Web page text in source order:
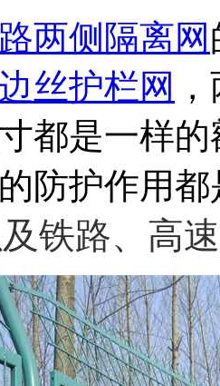
两侧隔离网
丝护栏网
都是一样
防护作用
铁路、高